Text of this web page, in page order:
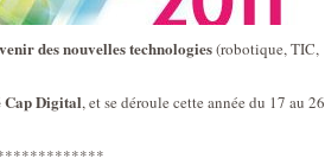
des nouvelles technologies(robotique, TIC,
Cap Digital, et se déroule cette année du 17 au 26